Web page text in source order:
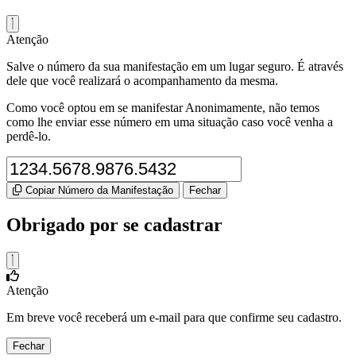
Atenção
Salve o número da sua manifestação em um lugar seguro. É através
dele que você realizará o acompanhamento da mesma.
Como você optou em se manifestar Anonimamente, não temos
como lhe enviar esse número em uma situação caso você venha a
perdê-lo.
Copiar Número da Manifestação Fechar
Obrigado por se cadastrar
Atenção
Em breve você receberá um e-mail para que confirme seu cadastro.
Fechar